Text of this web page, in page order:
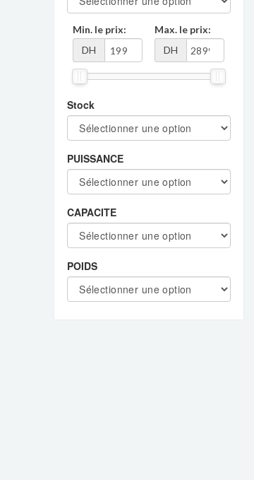
Min. le prix:
DH
Max. le prix:
DH
Stock
PUISSANCE
CAPACITE
POIDS